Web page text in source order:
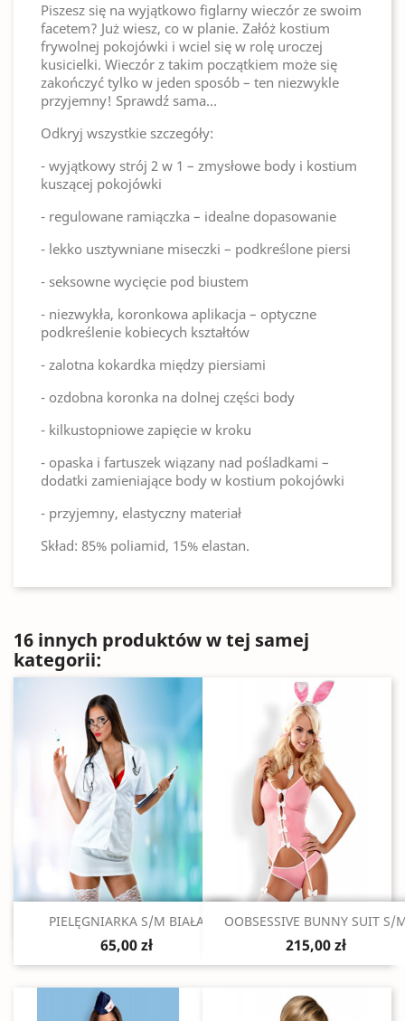
Piszesz się na wyjątkowo figlarny wieczór ze swoim
facetem? Już wiesz, co w planie. Załóż kostium
frywolnej pokojówki i wciel się w rolę uroczej
kusicielki. Wieczór z takim początkiem może się
zakończyć tylko w jeden sposób – ten niezwykle
przyjemny! Sprawdź sama…
Odkryj wszystkie szczegóły:
- wyjątkowy strój 2 w 1 – zmysłowe body i kostium
kuszącej pokojówki
- regulowane ramiączka – idealne dopasowanie
- lekko usztywniane miseczki – podkreślone piersi
- seksowne wycięcie pod biustem
- niezwykła, koronkowa aplikacja – optyczne
podkreślenie kobiecych kształtów
- zalotna kokardka między piersiami
- ozdobna koronka na dolnej części body
- kilkustopniowe zapięcie w kroku
- opaska i fartuszek wiązany nad pośladkami –
dodatki zamieniające body w kostium pokojówki
- przyjemny, elastyczny materiał
Skład: 85% poliamid, 15% elastan.
16 innych produktów w tej samej
kategorii:
Szybki podgląd
PIELĘGNIARKA S/M BIAŁA
65,00 zł
Szybki podgląd
OOBSESSIVE BUNNY SUIT S/
215,00 zł